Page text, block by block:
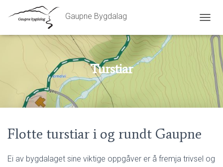
Gaupne Bygdalag
I
A
Turstiar
Flotte turstiar i og rundt Gaupne
Ei av bygdalaget sine viktige oppgåver er å fremja trivsel og